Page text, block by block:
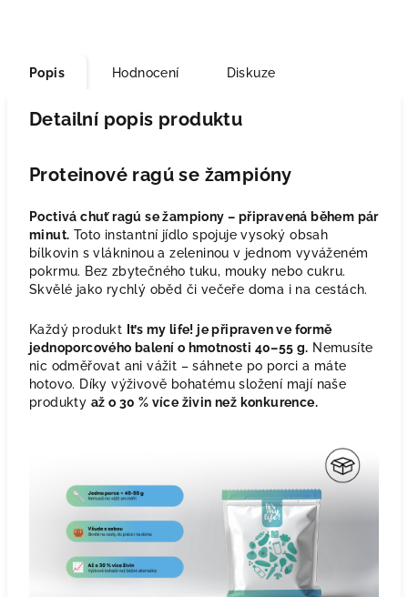
Popis Hodnocení Diskuze
Detailní popis produktu
Proteinové ragú se žampióny
Poctivá chuť ragú se žampiony – připravená během pár
minut. Toto instantní jídlo spojuje vysoký obsah
bílkovin s vlákninou a zeleninou v jednom vyváženém
pokrmu. Bez zbytečného tuku, mouky nebo cukru.
Skvělé jako rychlý oběd či večeře doma i na cestách.
Každý produkt It’s my life! je připraven ve formě
jednoporcového balení o hmotnosti 40–55 g. Nemusíte
nic odměřovat ani vážit – sáhnete po porci a máte
hotovo. Díky výživově bohatému složení mají naše
produkty až o 30 % více živin než konkurence.